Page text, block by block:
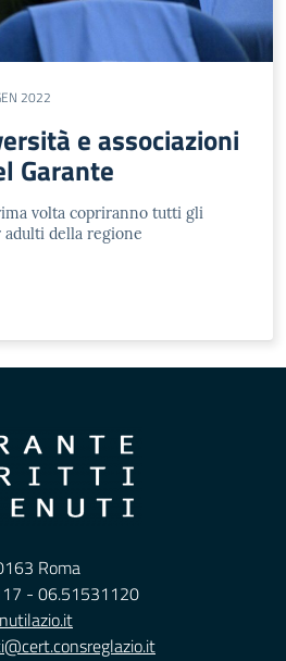
2022
e associazioni
Garante
volta copriranno tutti gli
della regione
Roma
- 06.51531120